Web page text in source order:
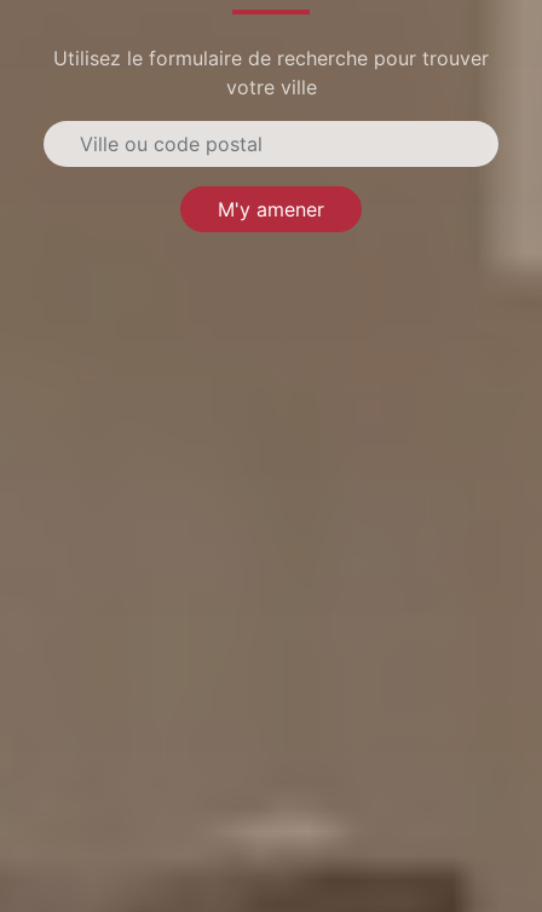
Utilisez le formulaire de recherche pour trouver
votre ville
M'y amener